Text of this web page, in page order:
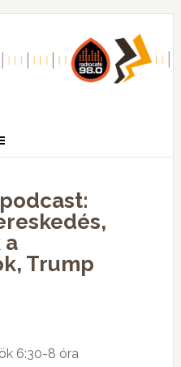
a
Trump
6:30-8 óra